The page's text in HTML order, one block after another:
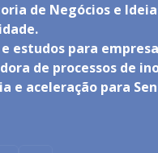
de Negócios e
estudos para
de processos de
e aceleração para